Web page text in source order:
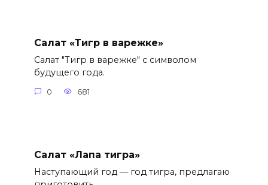
Салат «Тигр в варежке»
Салат "Тигр в варежке" с символом
будущего года.
0 681
Салат «Лапа тигра»
Наступающий год — год тигра, предлагаю